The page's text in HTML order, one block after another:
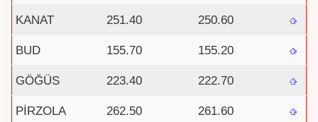
KANAT 251.40 250.60
BUD 155.70 155.20
GÖĞÜS 223.40 222.70
PİRZOLA 262.50 261.60